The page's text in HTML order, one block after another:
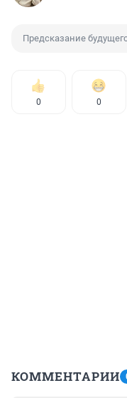
Предсказание
0 0
КОММЕНТАРИИ